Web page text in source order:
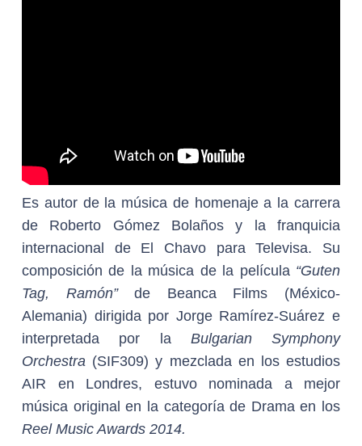
Es autor de la música de homenaje a la carrera
de Roberto Gómez Bolaños y la franquicia
internacional de El Chavo para Televisa. Su
composición de la música de la película “Guten
Tag, Ramón”de Beanca Films (México-
Alemania) dirigida por Jorge Ramírez-Suárez e
interpretada por la Bulgarian Symphony
Orchestra (SIF309) y mezclada en los estudios
AIR en Londres, estuvo nominada a mejor
música original en la categoría de Drama en los
Reel Music Awards 2014.